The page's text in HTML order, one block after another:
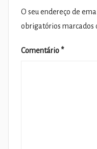
O seu endereço de
obrigatórios marcados
Comentário *